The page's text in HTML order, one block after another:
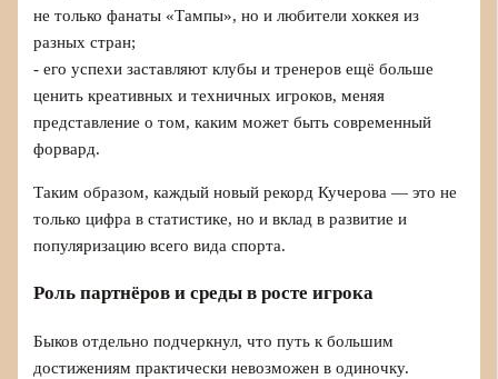
не только фанаты «Тампы», но и любители хоккея из
разных стран;
- его успехи заставляют клубы и тренеров ещё больше
ценить креативных и техничных игроков, меняя
представление о том, каким может быть современный
форвард.
Таким образом, каждый новый рекорд Кучерова — это не
только цифра в статистике, но и вклад в развитие и
популяризацию всего вида спорта.
Роль партнёров и среды в росте игрока
Быков отдельно подчеркнул, что путь к большим
достижениям практически невозможен в одиночку.